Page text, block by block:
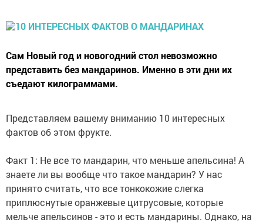
Cам Новый год и новогодний стол невозможно
представить без мандаринов. Именно в эти дни их
съедают килограммами.
Представляем вашему вниманию 10 интересных
фактов об этом фрукте.
Факт 1: Не все то мандарин, что меньше апельсина! А
знаете ли вы вообще что такое мандарин? У нас
принято считать, что все тонкокожие слегка
приплюснутые оранжевые цитрусовые, которые
мельче апельсинов - это и есть мандарины. Однако, на